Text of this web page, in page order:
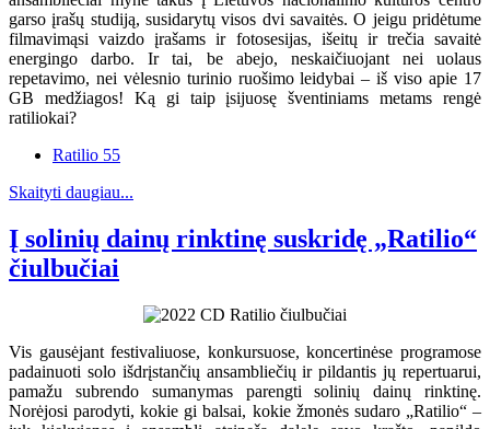
garso įrašų studiją, susidarytų visos dvi savaitės. O jeigu pridėtume
filmavimąsi vaizdo įrašams ir fotosesijas, išeitų ir trečia savaitė
energingo darbo. Ir tai, be abejo, neskaičiuojant nei uolaus
repetavimo, nei vėlesnio turinio ruošimo leidybai – iš viso apie 17
GB medžiagos! Ką gi taip įsijuosę šventiniams metams rengė
ratiliokai?
Ratilio 55
Skaityti daugiau...
Į solinių dainų rinktinę suskridę „Ratilio“
čiulbučiai
Vis gausėjant festivaliuose, konkursuose, koncertinėse programose
padainuoti solo išdrįstančių ansambliečių ir pildantis jų repertuarui,
pamažu subrendo sumanymas parengti solinių dainų rinktinę.
Norėjosi parodyti, kokie gi balsai, kokie žmonės sudaro „Ratilio“ –